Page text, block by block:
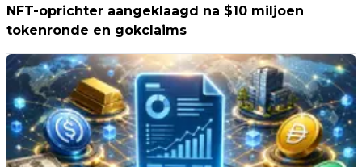
NFT-oprichter aangeklaagd na $10 miljoen
tokenronde en gokclaims